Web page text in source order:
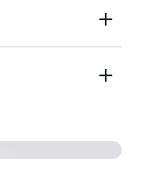
隊弱點，或季節性
作的影響，例如注